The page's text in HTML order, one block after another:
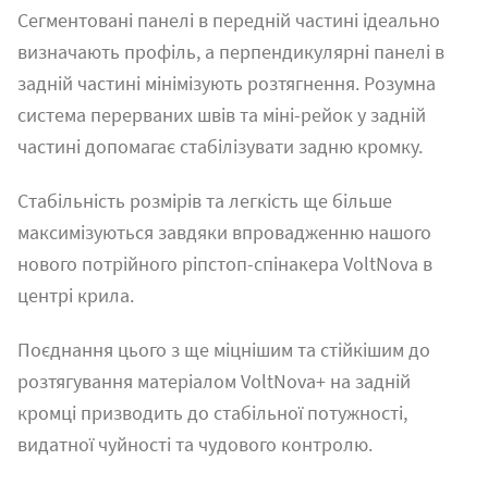
Сегментовані панелі в передній частині ідеально
визначають профіль, а перпендикулярні панелі в
задній частині мінімізують розтягнення. Розумна
система перерваних швів та міні-рейок у задній
частині допомагає стабілізувати задню кромку.
Стабільність розмірів та легкість ще більше
максимізуються завдяки впровадженню нашого
нового потрійного ріпстоп-спінакера VoltNova в
центрі крила.
Поєднання цього з ще міцнішим та стійкішим до
розтягування матеріалом VoltNova+ на задній
кромці призводить до стабільної потужності,
видатної чуйності та чудового контролю.